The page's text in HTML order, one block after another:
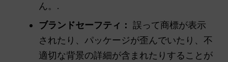
ん。.
ブランドセーフティ： 誤って商標が表示
されたり、パッケージが歪んでいたり、不
適切な背景の詳細が含まれたりすることが